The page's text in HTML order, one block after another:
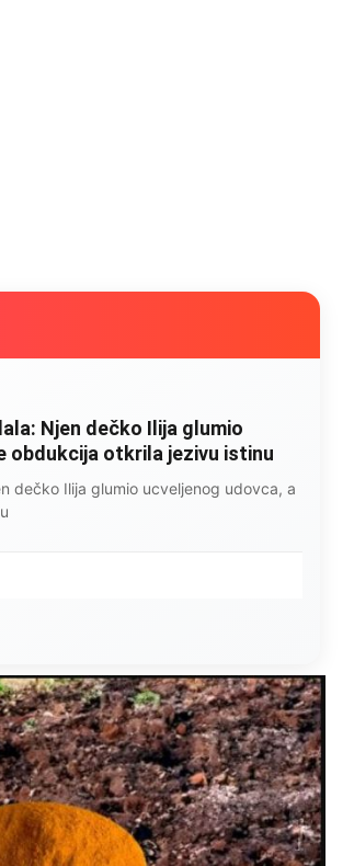
Njen dečko Ilija glumio
obdukcija otkrila jezivu istinu
dečko Ilija glumio ucveljenog udovca, a